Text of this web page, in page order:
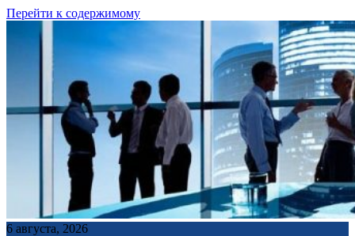
Перейти к содержимому
6 августа, 2026